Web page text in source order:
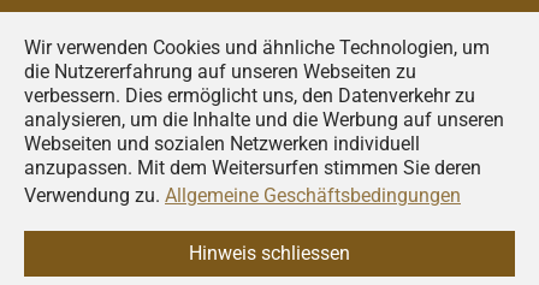
Wir verwenden Cookies und ähnliche Technologien, um
die Nutzererfahrung auf unseren Webseiten zu
verbessern. Dies ermöglicht uns, den Datenverkehr zu
analysieren, um die Inhalte und die Werbung auf unseren
Webseiten und sozialen Netzwerken individuell
anzupassen. Mit dem Weitersurfen stimmen Sie deren
Verwendung zu. Allgemeine Geschäftsbedingungen
Hinweis schliessen
Francais
Deutsch
Italiano